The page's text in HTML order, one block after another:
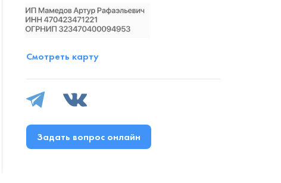
Смотреть карту
Задать вопрос онлайн